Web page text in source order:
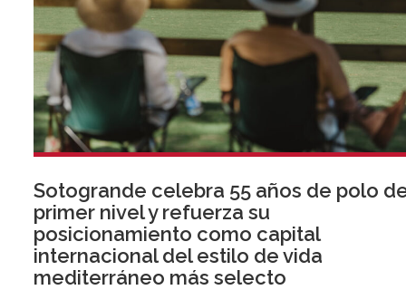
Sotogrande celebra 55 años de polo
primer nivel y refuerza su
posicionamiento como capital
internacional del estilo de vida
mediterráneo más selecto